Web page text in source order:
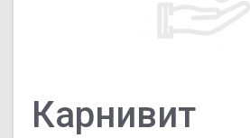
Карнивит